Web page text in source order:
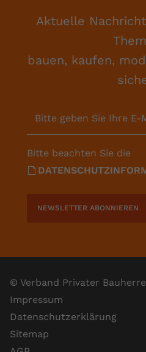
Aktuelle
bauen, kaufen,
Bitte geben Sie Ihre E-
Bitte beachten Sie die
NEWSLETTER ABONNIEREN
© Verband Privater
Impressum
Datenschutzerklärung
Sitemap